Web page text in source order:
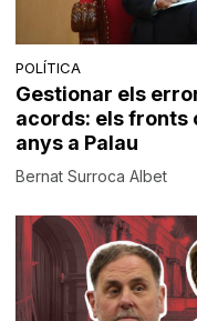
POLÍTICA
Gestionar els
acords: els fronts
anys a Palau
Bernat Surroca Albet